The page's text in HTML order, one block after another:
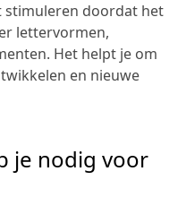
stimuleren doordat het
lettervormen,
Het helpt je om
en nieuwe
je nodig voor